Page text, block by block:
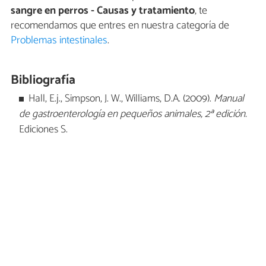
sangre en perros - Causas y tratamiento, te
recomendamos que entres en nuestra categoría de
Problemas intestinales.
Bibliografía
Hall, E.j., Simpson, J. W., Williams, D.A. (2009). Manual
de gastroenterología en pequeños animales, 2ª edición.
Ediciones S.